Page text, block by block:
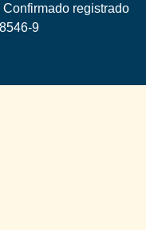
registrado
9